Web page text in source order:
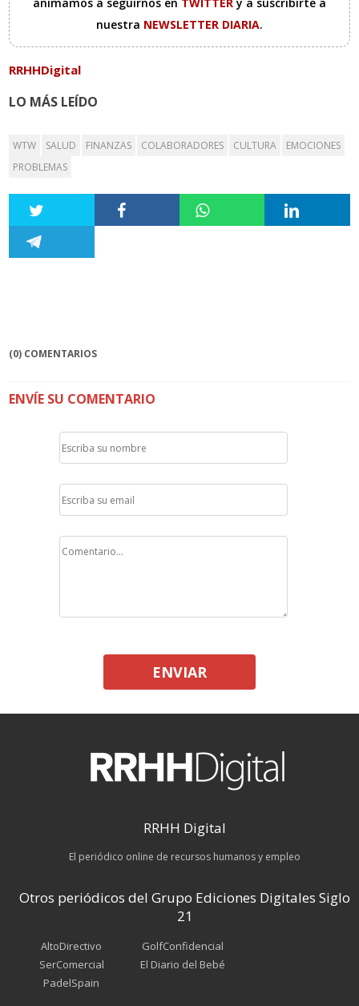
nuestra NEWSLETTER DIARIA.
RRHHDigital
LO MÁS LEÍDO
WTW SALUD FINANZAS COLABORADORES CULTURA
EMOCIONES
PROBLEMAS
(0) COMENTARIOS
ENVÍE SU COMENTARIO
ENVIAR
RRHH Digital
El periódico online de recursos humanos y empleo
Otros periódicos del Grupo Ediciones Digitales Siglo
21
AltoDirectivo
SerComercial
PadelSpain
GolfConfidencial
El Diario del Bebé